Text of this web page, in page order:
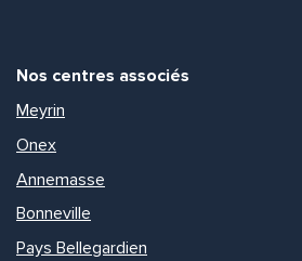
Nos centres associés
Meyrin
Onex
Annemasse
Bonneville
Pays Bellegardien